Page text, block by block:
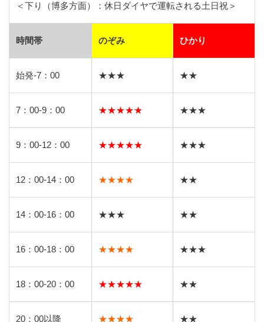
＜下り（博多方面）：休日ダイヤで運転される土日祝＞
時間帯 のぞみ ひかり
始発-7：00 ★★★ ★★
7：00-9：00 ★★★★★ ★★★
9：00-12：00 ★★★★★ ★★★
12：00-14：00 ★★★★ ★★
14：00-16：00 ★★★ ★★
16：00-18：00 ★★★★ ★★★
18：00-20：00 ★★★★★ ★★
20：00以降 ★★★★ ★★